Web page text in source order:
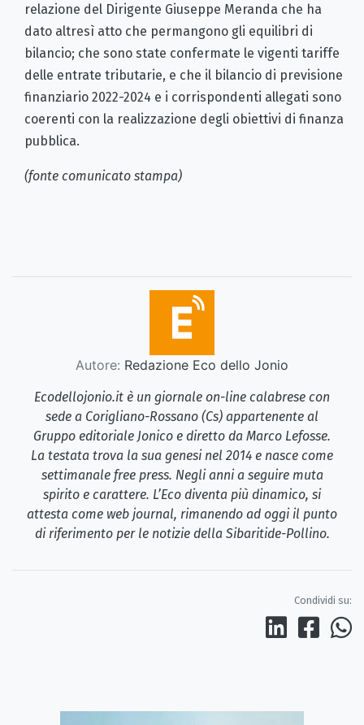
relazione del Dirigente Giuseppe Meranda che ha
dato altresì atto che permangono gli equilibri di
bilancio; che sono state confermate le vigenti tariffe
delle entrate tributarie, e che il bilancio di previsione
finanziario 2022-2024 e i corrispondenti allegati sono
coerenti con la realizzazione degli obiettivi di finanza
pubblica.
(fonte comunicato stampa)
Autore: Redazione Eco dello Jonio
Ecodellojonio.it è un giornale on-line calabrese con
sede a Corigliano-Rossano (Cs) appartenente al
Gruppo editoriale Jonico e diretto da Marco Lefosse.
La testata trova la sua genesi nel 2014 e nasce come
settimanale free press. Negli anni a seguire muta
spirito e carattere. L’Eco diventa più dinamico, si
attesta come web journal, rimanendo ad oggi il punto
di riferimento per le notizie della Sibaritide-Pollino.
Condividi su: